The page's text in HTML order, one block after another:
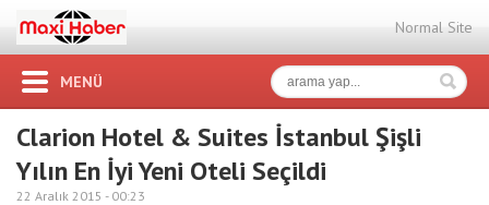
Normal Site
MENÜ
Clarion Hotel & Suites İstanbul Şişli
Yılın En İyi Yeni Oteli Seçildi
22 Aralık 2015 - 00:23